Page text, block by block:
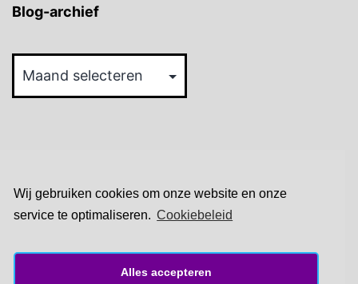
Blog-archief
archief
Wij gebruiken cookies om onze website en onze
service te optimaliseren. Cookiebeleid
Alles accepteren